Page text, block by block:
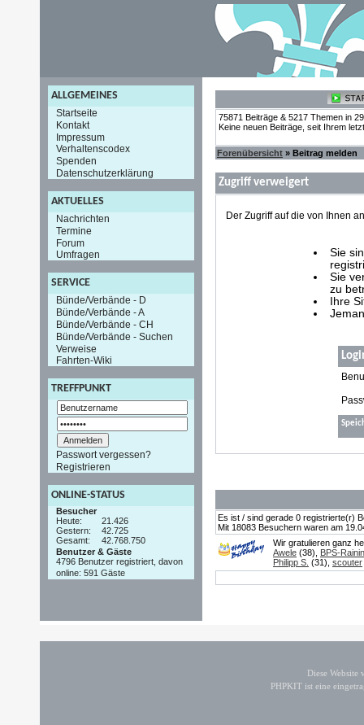
ALLGEMEINES
Startseite
Kontakt
Impressum
Verhaltenscodex
Spenden
Datenschutzerklärung
AKTUELLES
Nachrichten
Termine
Forum
Umfragen
SERVICE
Bünde/Verbände - D
Bünde/Verbände - A
Bünde/Verbände - CH
Bünde/Verbände - Suchen
Verweise
Fahrten-Wiki
TREFFPUNKT
Passwort vergessen?
Registrieren
ONLINE-STATUS
Besucher
Heute:
21.426
Gestern:
42.725
Gesamt:
42.768.750
Benutzer & Gäste
4796 Benutzer registriert, davon
online: 591 Gäste
75871 Beiträge & 5217 Themen in
Keine neuen Beiträge, seit Ihrem
Forenübersicht » Beitrag melden
Zugriff verweigert
Der Zugriff auf die von Ihnen
Sie
Sie
zu
Ihre
Es ist / sind gerade 0 registrierte(r)
Mit 18083 Besuchern waren am
Wir gratulieren ganz
Awele (38), BPS-
Philipp S. (31), scouter
Diese
PHPKIT ist eine